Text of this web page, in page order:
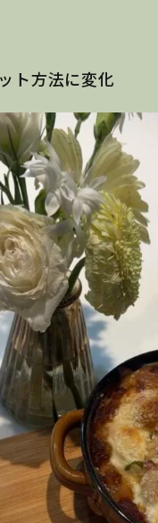
ト方法に変化